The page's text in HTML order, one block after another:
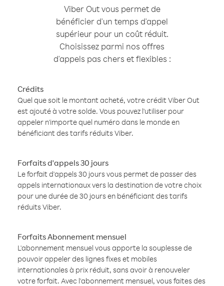
Viber Out vous permet de
bénéficier d'un temps d'appel
supérieur pour un coût réduit.
Choisissez parmi nos offres
d'appels pas chers et flexibles :
Crédits
Quel que soit le montant acheté, votre crédit Viber Out
est ajouté à votre solde. Vous pouvez l'utiliser pour
appeler n'importe quel numéro dans le monde en
bénéficiant des tarifs réduits Viber.
Forfaits d'appels 30 jours
Le forfait d'appels 30 jours vous permet de passer des
appels internationaux vers la destination de votre choix
pour une durée de 30 jours en bénéficiant des tarifs
réduits Viber.
Forfaits Abonnement mensuel
L'abonnement mensuel vous apporte la souplesse de
pouvoir appeler des lignes fixes et mobiles
internationales à prix réduit, sans avoir à renouveler
votre forfait. Avec l'abonnement mensuel, vous faites des